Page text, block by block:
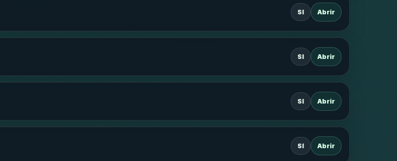
SI Abrir
SI Abrir
SI Abrir
SI Abrir